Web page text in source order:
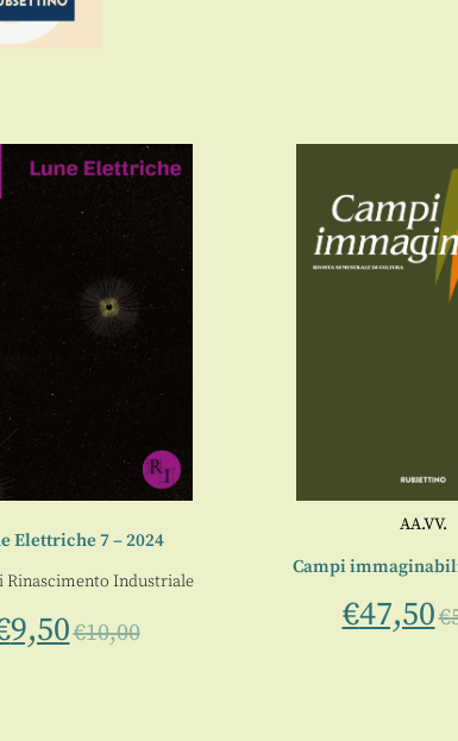
Elettriche 7 – 2024
Rinascimento Industriale
9,50€10,00
AA.VV.
Campi
€47,50€